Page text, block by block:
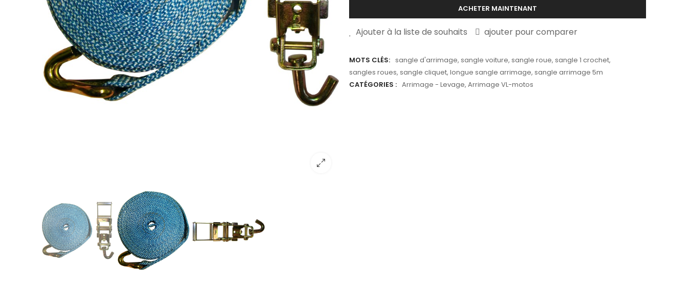
ACHETER MAINTENANT
Ajouter à la liste de souhaits ajouter pour comparer
MOTS CLÉS: sangle d'arrimage, sangle voiture, sangle roue, sangle 1 crochet,
sangles roues, sangle cliquet, longue sangle arrimage, sangle arrimage 5m
CATÉGORIES : Arrimage - Levage, Arrimage VL-motos